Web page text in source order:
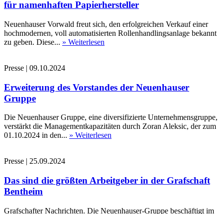
für namenhaften Papierhersteller
Neuenhauser Vorwald freut sich, den erfolgreichen Verkauf einer
hochmodernen, voll automatisierten Rollenhandlingsanlage bekannt
zu geben. Diese... » Weiterlesen
Presse | 09.10.2024
Erweiterung des Vorstandes der Neuenhauser
Gruppe
Die Neuenhauser Gruppe, eine diversifizierte Unternehmensgruppe,
verstärkt die Managementkapazitäten durch Zoran Aleksic, der zum
01.10.2024 in den... » Weiterlesen
Presse | 25.09.2024
Das sind die größten Arbeitgeber in der Grafschaft
Bentheim
Grafschafter Nachrichten. Die Neuenhauser-Gruppe beschäftigt im